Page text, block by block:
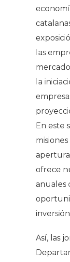
las
la
En este
ofrece
anuales
Así, las